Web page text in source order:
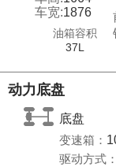
车宽:1876
油箱容积
37L
动力底盘
底盘
变速箱：
驱动方式：